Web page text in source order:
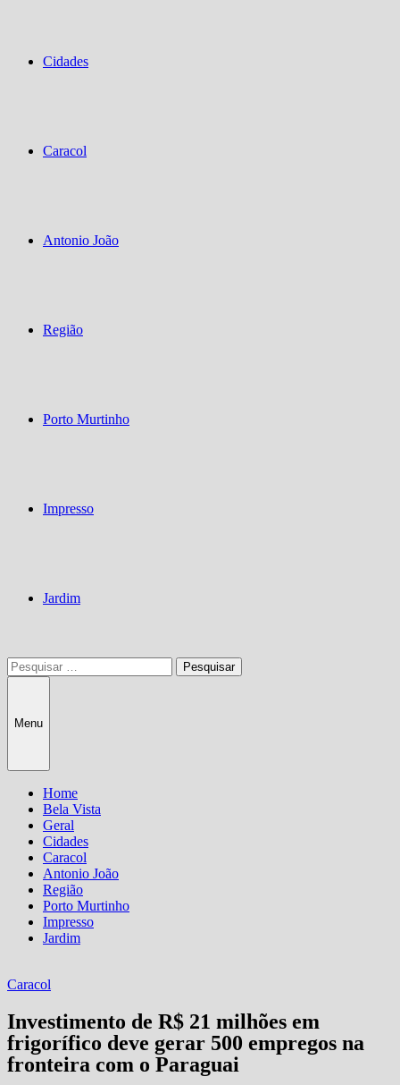
Cidades
Caracol
Antonio João
Região
Porto Murtinho
Impresso
Jardim
Pesquisar
por:
Menu
Home
Bela Vista
Geral
Cidades
Caracol
Antonio João
Região
Porto Murtinho
Impresso
Jardim
Caracol
Investimento de R$ 21 milhões em
frigorífico deve gerar 500 empregos na
fronteira com o Paraguai